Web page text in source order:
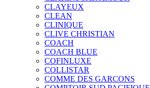
CLAYEUX
CLEAN
CLINIQUE
CLIVE CHRISTIAN
COACH
COACH BLUE
COFINLUXE
COLLISTAR
COMME DES GARCONS